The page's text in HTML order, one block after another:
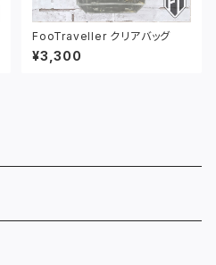
FooTraveller クリアバッグ
¥3,300